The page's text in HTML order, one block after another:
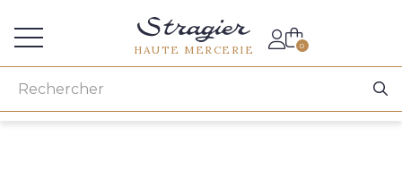
HAUTE MERCERIE 0